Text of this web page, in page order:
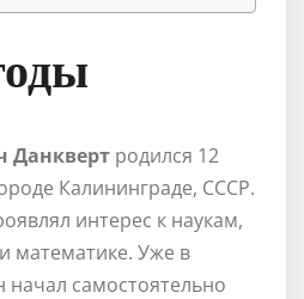
Данкверт родился 12
Калининграде, СССР.
интерес к наукам,
математике. Уже в
начал самостоятельно